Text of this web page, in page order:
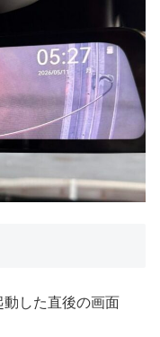
した直後の画面